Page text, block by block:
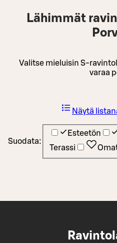
Lähimmät
Valitse mieluisin S-
varaa
Suodata:
Esteetön
Terassi
Näytä